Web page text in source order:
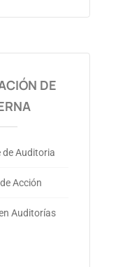
DE
de Auditoria
Acción
Auditorías